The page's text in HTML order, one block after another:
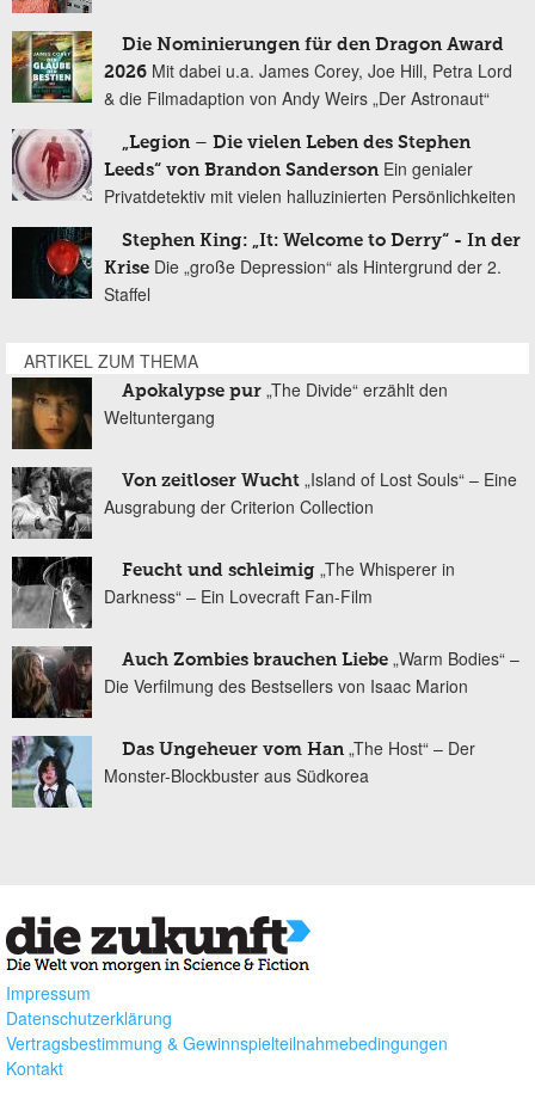
Die Nominierungen für den Dragon Award
2026 Mit dabei u.a. James Corey, Joe Hill, Petra Lord
& die Filmadaption von Andy Weirs „Der Astronaut“
„Legion – Die vielen Leben des Stephen
Leeds“ von Brandon Sanderson Ein genialer
Privatdetektiv mit vielen halluzinierten Persönlichkeiten
Stephen King: „It: Welcome to Derry“ - In der
Krise Die „große Depression“ als Hintergrund der 2.
Staffel
ARTIKEL ZUM THEMA
Apokalypse pur „The Divide“ erzählt den
Weltuntergang
Von zeitloser Wucht „Island of Lost Souls“ – Eine
Ausgrabung der Criterion Collection
Feucht und schleimig „The Whisperer in
Darkness“ – Ein Lovecraft Fan-Film
Auch Zombies brauchen Liebe „Warm Bodies“ –
Die Verfilmung des Bestsellers von Isaac Marion
Das Ungeheuer vom Han „The Host“ – Der
Monster-Blockbuster aus Südkorea
Impressum
Datenschutzerklärung
Vertragsbestimmung & Gewinnspielteilnahmebedingungen
Kontakt